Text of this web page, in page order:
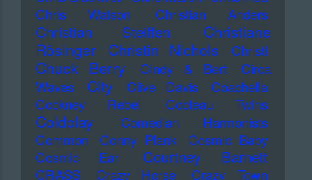
Chris Watson
Christian Anders
Christian Steiffen
Christiane
Rösinger
Christin Nichols Christl
Chuck Berry Cindy & Bert
Circa
Waves
City Clive Davis
Coachella
Cockney Rebel
Cocteau Twins
Coldplay
Comedian Harmonists
Common
Conny Plank
Cosmic Baby
Cosmic Ear
Courtney Barnett
CRASS Crazy Horse Crazy Town